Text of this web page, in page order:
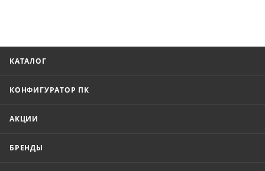
КАТАЛОГ
КОНФИГУРАТОР ПК
АКЦИИ
БРЕНДЫ